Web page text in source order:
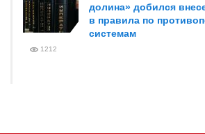
долина» добился
в правила по
системам
1212